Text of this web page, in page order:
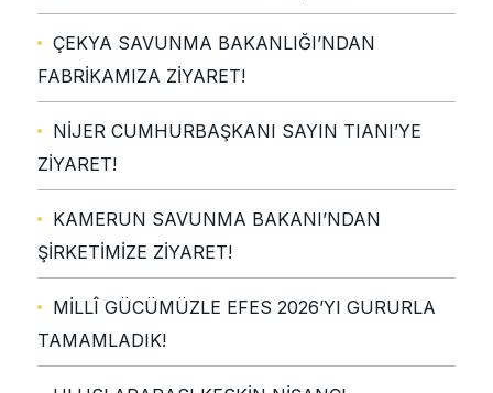
ÇEKYA SAVUNMA BAKANLIĞI’NDAN
FABRİKAMIZA ZİYARET!
NİJER CUMHURBAŞKANI SAYIN TIANI’YE
ZİYARET!
KAMERUN SAVUNMA BAKANI’NDAN
ŞİRKETİMİZE ZİYARET!
MİLLÎ GÜCÜMÜZLE EFES 2026’YI GURURLA
TAMAMLADIK!